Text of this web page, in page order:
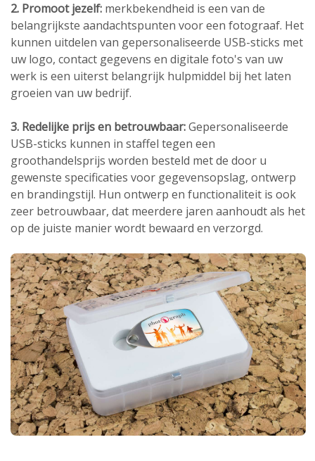
2. Promoot jezelf: merkbekendheid is een van de
belangrijkste aandachtspunten voor een fotograaf. Het
kunnen uitdelen van gepersonaliseerde USB-sticks met
uw logo, contact gegevens en digitale foto's van uw
werk is een uiterst belangrijk hulpmiddel bij het laten
groeien van uw bedrijf.
3. Redelijke prijs en betrouwbaar:Gepersonaliseerde
USB-sticks kunnen in staffel tegen een
groothandelsprijs worden besteld met de door u
gewenste specificaties voor gegevensopslag, ontwerp
en brandingstijl. Hun ontwerp en functionaliteit is ook
zeer betrouwbaar, dat meerdere jaren aanhoudt als het
op de juiste manier wordt bewaard en verzorgd.